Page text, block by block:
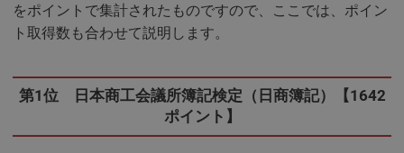
をポイントで集計されたものですので、ここでは、ポイン
ト取得数も合わせて説明します。
第1位 日本商工会議所簿記検定（日商簿記）【1642
ポイント】